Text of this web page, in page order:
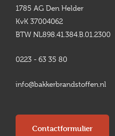
1785 AG Den Helder
KvK 37004062
BTW NL898.41.384.B.01.2300
0223 - 63 35 80
info@bakkerbrandstoffen.nl
Contactformulier